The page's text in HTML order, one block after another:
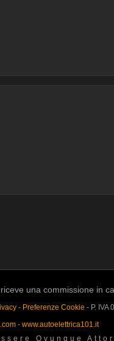
una commissione in
- Preferenze Cookie - P. IVA
- www.autoelettrica101.it
Ovunque